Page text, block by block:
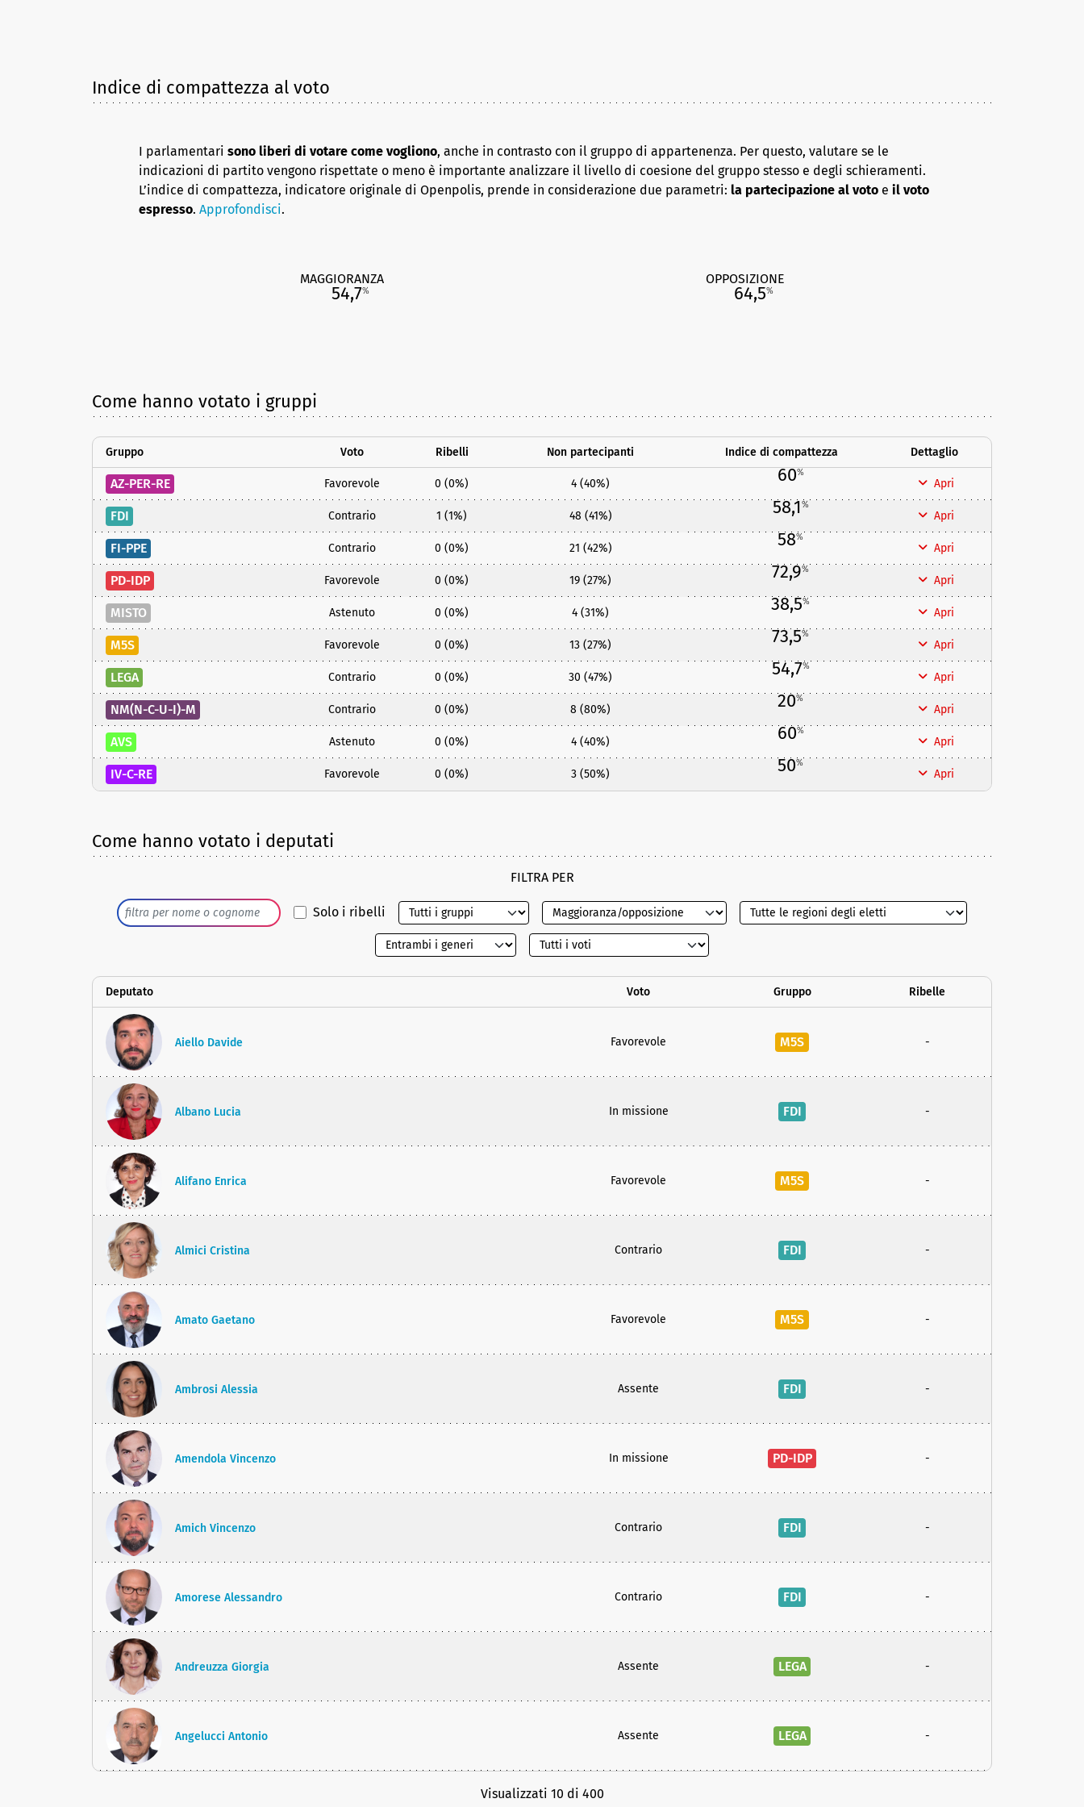
Indice di compattezza al voto
I parlamentari sono liberi di votare come vogliono, anche in contrasto con il gruppo di appartenenza. Per questo, valutare se le
indicazioni di partito vengono rispettate o meno è importante analizzare il livello di coesione del gruppo stesso e degli schieramenti.
L’indice di compattezza, indicatore originale di Openpolis, prende in considerazione due parametri: la partecipazione al voto e il voto
espresso. Approfondisci.
MAGGIORANZA
54,7%
OPPOSIZIONE
64,5%
Come hanno votato i gruppi
Gruppo Voto Ribelli Non partecipanti Indice di compattezza Dettaglio
AZ-PER-RE Favorevole 0 (0%) 4 (40%) 60%
Apri
FDI Contrario 1 (1%) 48 (41%) 58,1%
Apri
FI-PPE Contrario 0 (0%) 21 (42%) 58%
Apri
PD-IDP Favorevole 0 (0%) 19 (27%) 72,9%
Apri
MISTO Astenuto 0 (0%) 4 (31%) 38,5%
Apri
M5S Favorevole 0 (0%) 13 (27%) 73,5%
Apri
LEGA Contrario 0 (0%) 30 (47%) 54,7%
Apri
NM(N-C-U-I)-M Contrario 0 (0%) 8 (80%) 20%
Apri
AVS Astenuto 0 (0%) 4 (40%) 60%
Apri
IV-C-RE Favorevole 0 (0%) 3 (50%) 50%
Apri
Come hanno votato i deputati
FILTRA PER
Solo i ribelli
Deputato Voto Gruppo Ribelle
Aiello Davide Favorevole M5S -
Albano Lucia In missione FDI -
Alifano Enrica Favorevole M5S -
Almici Cristina Contrario FDI -
Amato Gaetano Favorevole M5S -
Ambrosi Alessia Assente FDI -
Amendola Vincenzo In missione PD-IDP -
Amich Vincenzo Contrario FDI -
Amorese Alessandro Contrario FDI -
Andreuzza Giorgia Assente LEGA -
Angelucci Antonio Assente LEGA -
Visualizzati 10 di 400